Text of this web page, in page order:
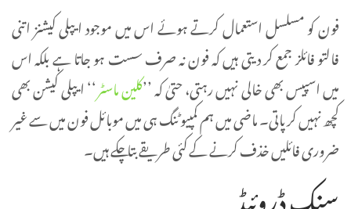
فون کو مسلسل استعمال کرتے ہوئے اس میں موجود ایپلی کیشنز اتنی
فالتو فائلز جمع کر دیتی ہیں کہ فون نہ صرف سست ہو جاتا ہے بلکہ اس
میں اسپیس بھی خالی نہیں رہتی، حتیٰ کہ ’’کلین ماسٹر‘‘ ایپلی کیشن بھی
کچھ نہیں کر پاتی۔ ماضی میں ہم کمپیوٹنگ ہی میں موبائل فون میں سے غیر
ضروری فائلیں خذف کرنے کے کئی طریقے بتا چکے ہیں۔
سنک ڈروئیڈ